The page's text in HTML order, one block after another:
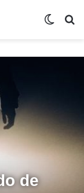
de